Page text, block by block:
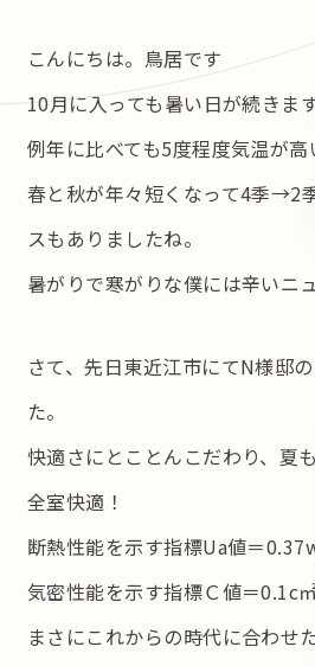
こんにちは。鳥居です
10月に入っても暑い日が続きま
例年に比べても5度程度気温が高
春と秋が年々短くなって4季→2
スもありましたね。
暑がりで寒がりな僕には辛いニ
さて、先日東近江市にてN様邸
た。
快適さにとことんこだわり、夏
全室快適！
断熱性能を示す指標Ua値＝
気密性能を示す指標Ｃ値＝0.1c
まさにこれからの時代に合わせ